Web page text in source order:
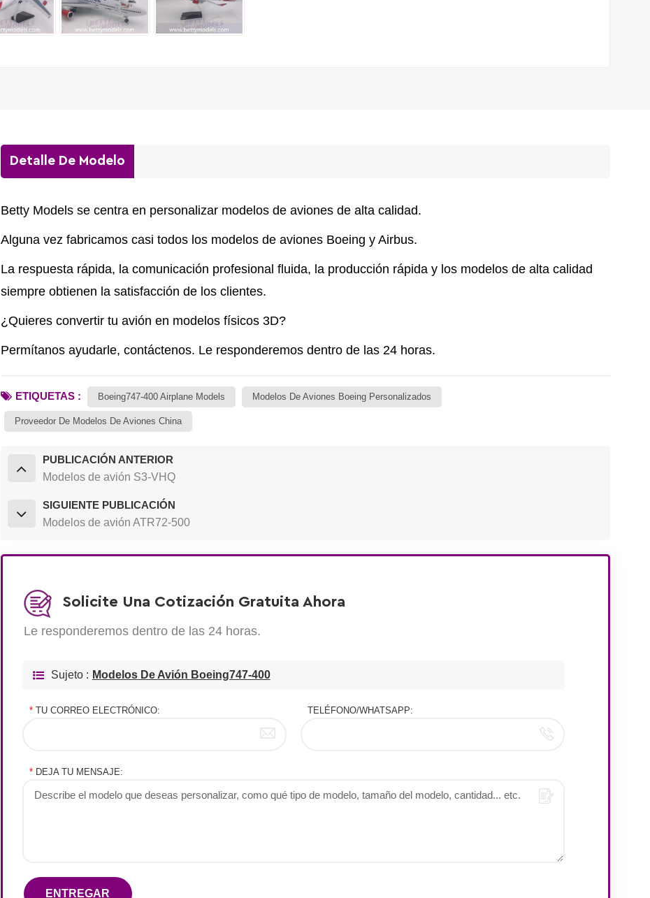
Detalle De Modelo
Betty Models se centra en personalizar modelos de aviones de alta calidad.
Alguna vez fabricamos casi todos los modelos de aviones Boeing y Airbus.
La respuesta rápida, la comunicación profesional fluida, la producción rápida y los modelos de alta calidad
siempre obtienen la satisfacción de los clientes.
¿Quieres convertir tu avión en modelos físicos 3D?
Permítanos ayudarle, contáctenos. Le responderemos dentro de las 24 horas.
ETIQUETAS : Boeing747-400 Airplane Models Modelos De Aviones Boeing Personalizados
Proveedor De Modelos De Aviones China
PUBLICACIÓN ANTERIOR
Modelos de avión S3-VHQ
SIGUIENTE PUBLICACIÓN
Modelos de avión ATR72-500
Solicite Una Cotización Gratuita Ahora
Le responderemos dentro de las 24 horas.
Sujeto : Modelos De Avión Boeing747-400
*TU CORREO ELECTRÓNICO: TELÉFONO/WHATSAPP:
*DEJA TU MENSAJE:
ENTREGAR